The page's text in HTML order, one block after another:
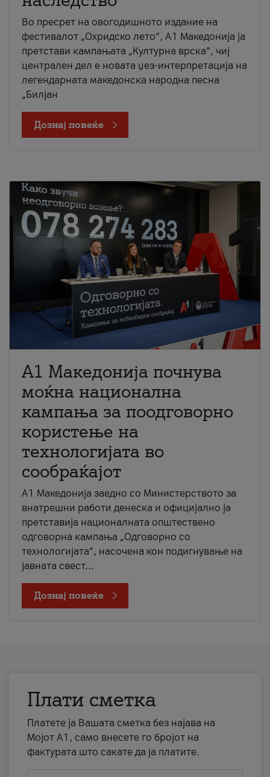
Во пресрет на овогодишното издание на
фестивалот „Охридско лето“, А1 Македонија ја
претстави кампањата „Културна врска“, чиј
централен дел е новата џез-интерпретација на
легендарната македонска народна песна
„Билјан
Дознај повеќе
A1 Македонија почнува
моќна национална
кампања за поодговорно
користење на
технологијата во
сообраќајот
A1 Македонија заедно со Министерството за
внатрешни работи денеска и официјално ја
претставија националната општествено
одговорна кампања „Одговорно со
технологијата“, насочена кон подигнување на
јавната свест...
Дознај повеќе
Плати сметка
Платете ја Вашата сметка без најава на
Мојот А1, само внесете го бројот на
фактурата што сакате да ја платите.